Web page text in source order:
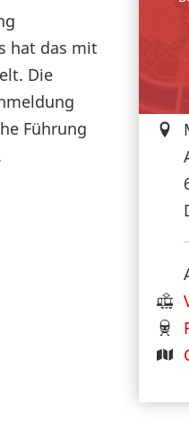
hat das mit
Die
Führung